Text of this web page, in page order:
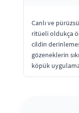
Canlı ve
ritüeli oldukça
cildin
gözeneklerin
köpük